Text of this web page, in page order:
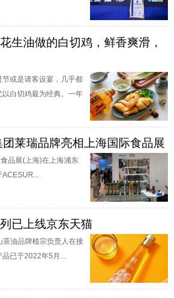
生油做的白切鸡，鲜香爽滑，
或是请客设宴，几乎都
白切鸡最为经典。一年
莱瑞品牌亮相上海国际食品展
品展(上海)在上海浦东
ACESUR...
已上线京东天猫
油品牌植宗负责人在接
已于2022年5月...